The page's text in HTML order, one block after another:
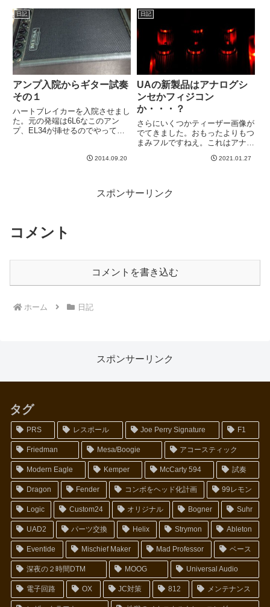
日記
アンプ入院からギター試奏
その１
ハートブレイカーを入院させまし
た。元の発端は6L6なこのアン
プ、EL34が挿せるのでやってみ
サブギーのホームページにも、真
2014.09.20
日記
UAの新製品はアナログシ
ンセかフィジコン
か・・・？
さらにいくつかティーザー画像が
でてきました。おもったよりもつ
まみフルですねえ。これはアナロ
記事で予測したように、フィジコ
ログミキサーライクにつかえる
パ...
2021.01.27
スポンサーリンク
コメント
コメントを書き込む
ホーム 日記
スポンサーリンク
タグ
PRS レスポール Joe Perry Signature F1
Friedman Mesa/Boogie アコースティック
Modern Eagle Kemper McCarty 594 試奏
Dragon Fender コンボをヘッド化計画 99レモン
Logic Custom24 オリジナル Bogner Suhr
UAD2 パーツ交換 Helix Strymon Ableton
Eventide Mischief Maker Mad Professor ベース
深夜の２時間DTM MOOG Universal Audio
電子回路 OX JC対策 812 メンテナンス